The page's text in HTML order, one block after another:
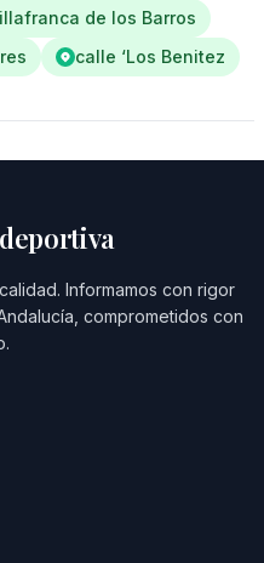
de los Barros
calle ‘Los Benitez
Informamos con rigor
comprometidos con